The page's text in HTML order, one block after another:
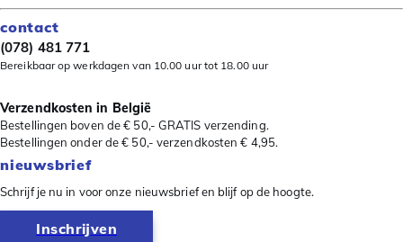
contact
(078) 481 771
Bereikbaar op werkdagen van 10.00 uur tot 18.00 uur
Verzendkosten in België
Bestellingen boven de € 50,- GRATIS verzending.
Bestellingen onder de € 50,- verzendkosten € 4,95.
nieuwsbrief
Schrijf je nu in voor onze nieuwsbrief en blijf op de hoogte.
Inschrijven